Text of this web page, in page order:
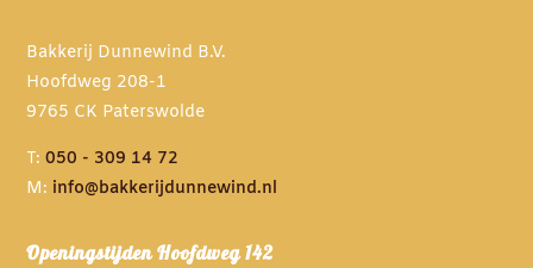
Bakkerij Dunnewind B.V.
Hoofdweg 208-1
9765 CK Paterswolde
T:050 - 309 14 72
M: info@bakkerijdunnewind.nl
Openingstijden Hoofdweg 142